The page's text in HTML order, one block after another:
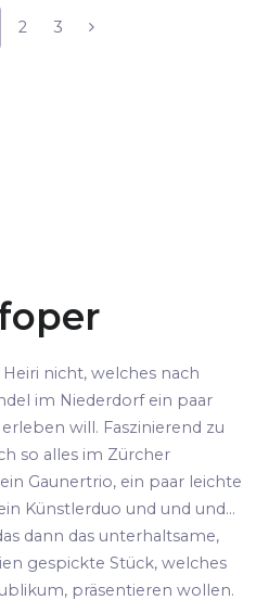
2 3
nicht, welches nach
im Niederdorf ein paar
will. Faszinierend zu
so alles im Zürcher
Gaunertrio, ein paar leichte
Künstlerduo und und und...
dann das unterhaltsame,
gespickte Stück, welches
präsentieren wollen.